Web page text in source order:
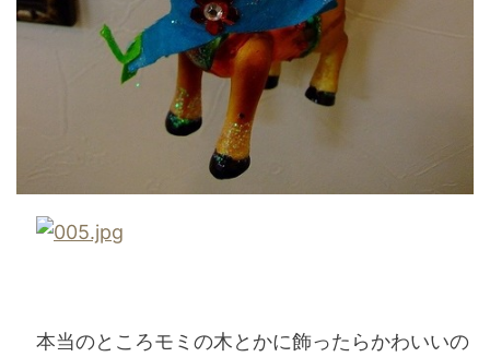
本当のところモミの木とかに飾ったらかわいいの